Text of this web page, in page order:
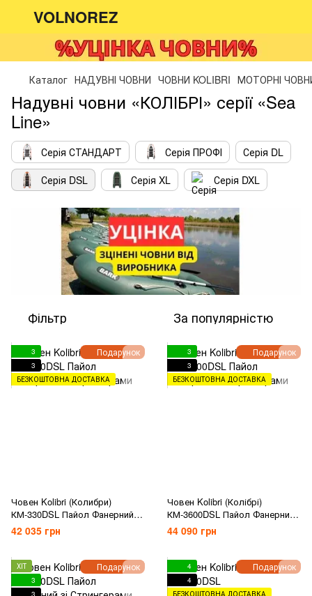
VOLNOREZ
Каталог НАДУВНІ ЧОВНИ ЧОВНИ KOLIBRI МОТОРНІ
Надувні човни «КОЛІБРІ» серії «Sea
Line»
Серія СТАНДАРТ Серія ПРОФІ
Серія DL
Серія DSL
Серія XL Серія DXL
Фільтр За популярністю
Подарунок
3
3
БЕЗКОШТОВНА ДОСТАВКА
Човен Kolibri (Колибри)
КМ-330DSL Пайол Фанерний зі
Стрингерами
42 035 грн
Подарунок
3
3
БЕЗКОШТОВНА ДОСТАВКА
Човен Kolibri (Колібрі)
КМ-3600DSL Пайол Фанерний
зі Стрингерами
44 090 грн
Подарунок
ХІТ
3
3
Подарунок
4
4
БЕЗКОШТОВНА ДОСТАВКА